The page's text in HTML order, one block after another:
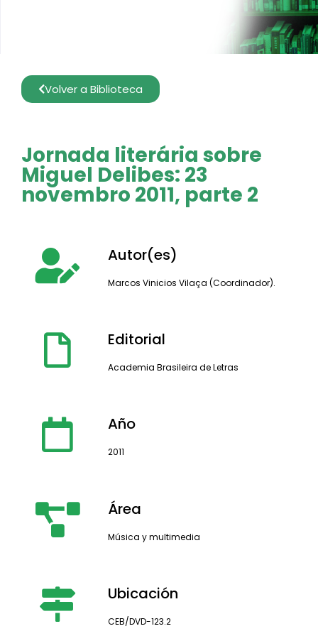
Volver a Biblioteca
Jornada literária sobre
Miguel Delibes: 23
novembro 2011, parte 2
Autor(es)
Marcos Vinicios Vilaça (Coordinador).
Editorial
Academia Brasileira de Letras
Año
2011
Área
Música y multimedia
Ubicación
CEB/DVD-123.2